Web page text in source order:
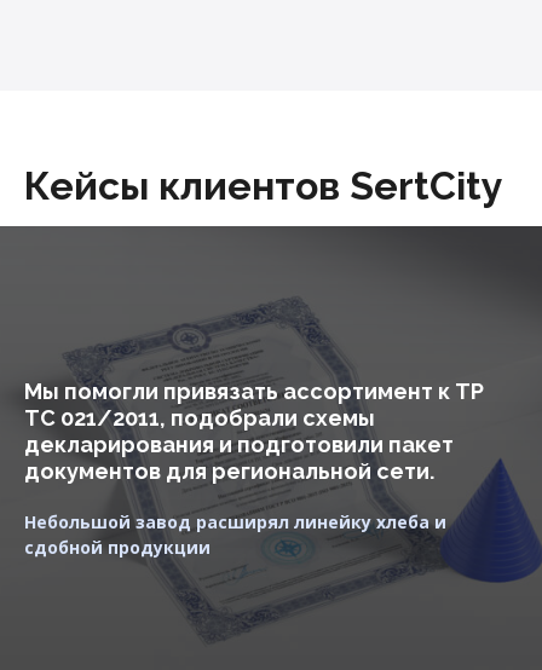
Кейсы клиентов SertCity
Мы помогли привязать ассортимент к ТР
ТС 021/2011, подобрали схемы
декларирования и подготовили пакет
документов для региональной сети.
Небольшой завод расширял линейку хлеба и
сдобной продукции